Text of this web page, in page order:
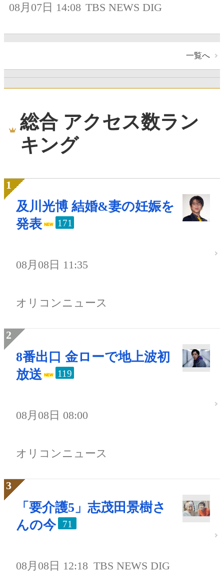
08月07日 14:08 TBS NEWS DIG
一覧へ
総合 アクセス数ラン
キング
及川光博 結婚&妻の妊娠を
発表
171
08月08日 11:35
オリコンニュース
8番出口 金ローで地上波初
放送
119
08月08日 08:00
オリコンニュース
「要介護5」志茂田景樹さ
んの今
71
08月08日 12:18 TBS NEWS DIG